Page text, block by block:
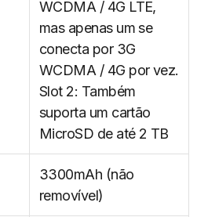
WCDMA / 4G LTE,
mas apenas um se
conecta por 3G
WCDMA / 4G por vez.
Slot 2: Também
suporta um cartão
MicroSD de até 2 TB
3300mAh (não
removível)